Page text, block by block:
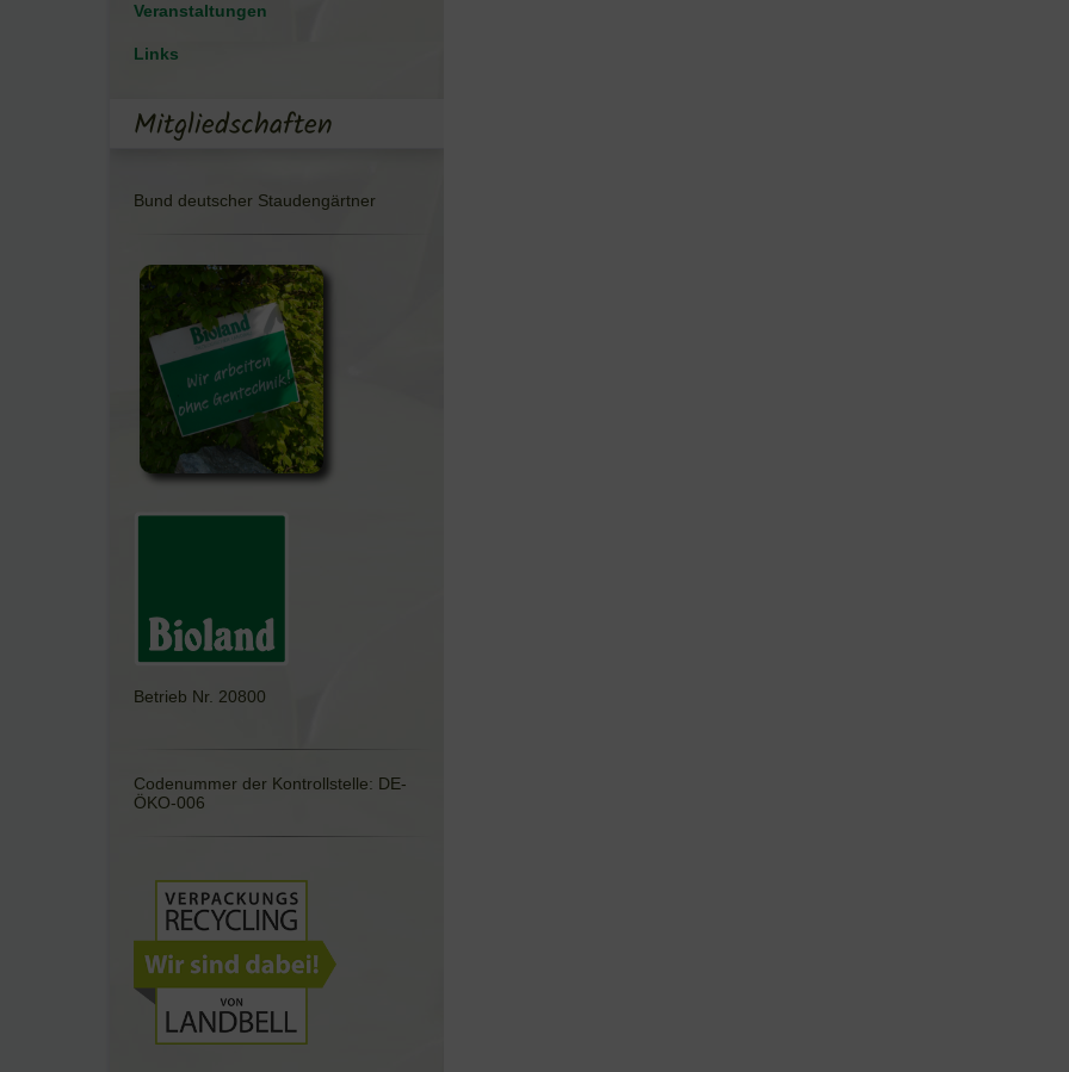
Veranstaltungen
Links
Mitgliedschaften
Bund deutscher Staudengärtner
Betrieb Nr. 20800
Codenummer der Kontrollstelle: DE-
ÖKO-006